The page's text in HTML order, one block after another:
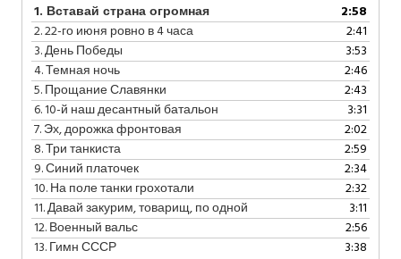
1. Вставай страна огромная
2:58
2.22-го июня ровно в 4 часа
2:41
3.День Победы
3:53
4.Темная ночь
2:46
5.Прощание Славянки
2:43
6.10-й наш десантный батальон
3:31
7.Эх, дорожка фронтовая
2:02
8.Три танкиста
2:59
9.Синий платочек
2:34
10.На поле танки грохотали
2:32
11.Давай закурим, товарищ, по одной
3:11
12.Военный вальс
2:56
13.Гимн СССР 3:38